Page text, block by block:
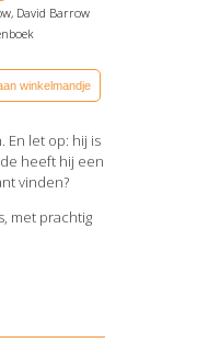
David Barrow
winkelmandje
En let op: hij is
heeft hij een
vinden?
met prachtig